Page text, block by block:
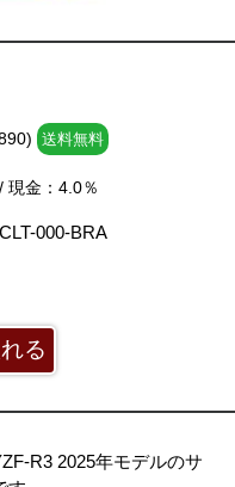
送料無料
現金：4.0％
000-BRA
R3 2025年モデルのサ